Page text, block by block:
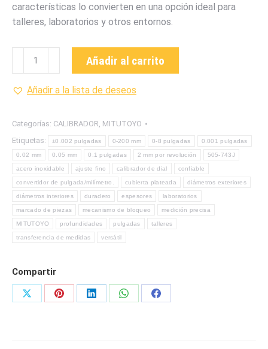
características lo convierten en una opción ideal para
talleres, laboratorios y otros entornos.
CALIBRADOR
REY
CON
RELOJ MARCA
MITUTOYO
Añadir al carrito
Añadir a la lista de deseos
Categorías: CALIBRADOR, MITUTOYO
Etiquetas:
±0.002 pulgadas 0-200 mm 0-8 pulgadas 0.001 pulgadas
0.02 mm 0.05 mm 0.1 pulgadas 2 mm por revolución 505-743J
acero inoxidable ajuste fino calibrador de dial confiable
convertidor de pulgada/milímetro. cubierta plateada diámetros exteriores
diámetros interiores duradero espesores laboratorios
marcado de piezas mecanismo de bloqueo medición precisa
MITUTOYO profundidades pulgadas talleres
transferencia de medidas versátil
Compartir
Share
Share
Share
Share
Share